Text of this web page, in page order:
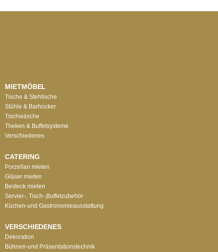
MIETMÖBEL
Tische & Stehtische
Stühle & Barhocker
Tischwäsche
Theken & Buffetsysteme
Verschiedenes
CATERING
Porzellan mieten
Gläser mieten
Besteck mieten
Servier-, Tisch-,Buffetzubehör
Küchen-und Gastronomieausstattung
VERSCHIEDENES
Dekoration
Bühnen-und Präsentationstechnik